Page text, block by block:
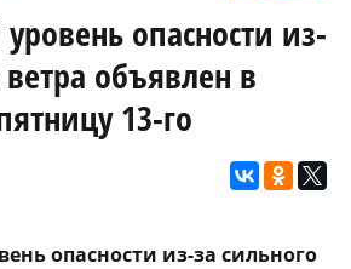
опасности из-
объявлен в
13-го
опасности из-за сильного